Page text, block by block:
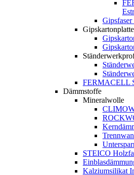
FERMACELL
Dämmstoffe
Mineralwolle
STEICO
Kalziumsilikat